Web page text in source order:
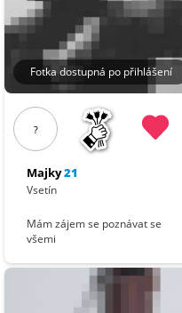
Fotka dostupná po přihlášení
?
Majky21
Vsetín
Mám zájem se poznávat se
všemi